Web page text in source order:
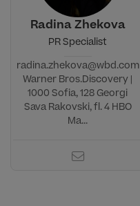
Radina Zhekova
PR Specialist
radina.zhekova@wbd.com
Warner Bros.Discovery |
1000 Sofia, 128 Georgi
Sava Rakovski, fl. 4 HBO
Ma...